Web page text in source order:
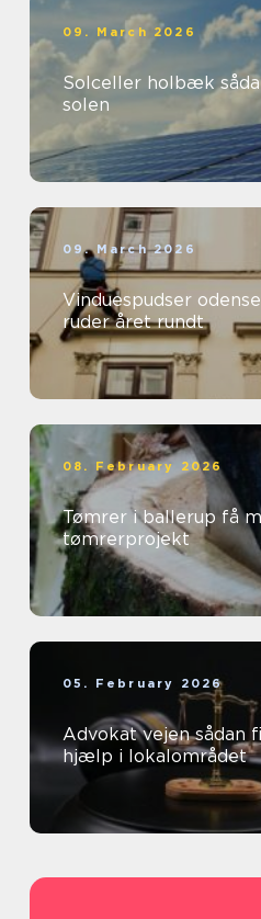
09. March 2026
Solceller holbæk sådan får du mest ud af
solen
09. March 2026
Vinduespudser odense sådan får du rene
ruder året rundt
08. February 2026
Tømrer i ballerup få mest værdi ud af dit
tømrerprojekt
05. February 2026
Advokat vejen sådan finder du den rette
hjælp i lokalområdet